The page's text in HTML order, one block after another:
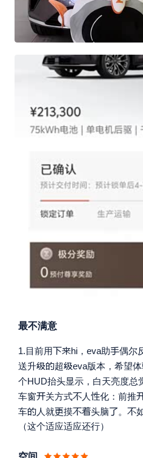
最不满意
1.目前用hi，eva助偶尔
送升超eva版本，希望
个HUD抬头显示，白天亮度总
车窗关方式人化：前推
车人就摸头脑。 
（这个适应适应还行）